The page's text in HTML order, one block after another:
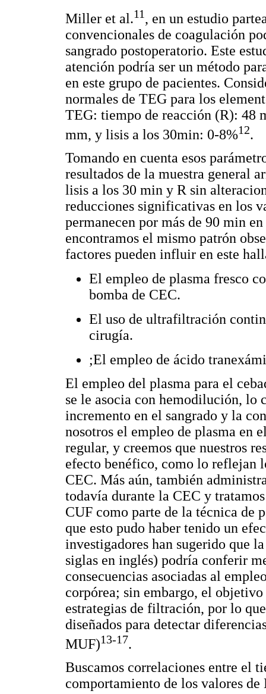
Miller et al.11, en un estudio
convencionales de coagulación
sangrado postoperatorio. Este
atención podría ser un método
en este grupo de pacientes.
normales de TEG para los
TEG: tiempo de reacción (R): 48
mm, y lisis a los 30min: 0-8%12.
Tomando en cuenta esos
resultados de la muestra general
lisis a los 30 min y R sin
reducciones significativas en los
permanecen por más de 90 min
encontramos el mismo patrón
factores pueden influir en este
El empleo de plasma fresco
bomba de CEC.
El uso de ultrafiltración
cirugía.
;El empleo de ácido
El empleo del plasma para el
se le asocia con hemodilución, lo
incremento en el sangrado y la
nosotros el empleo de plasma en
regular, y creemos que nuestros
efecto benéfico, como lo reflejan
CEC. Más aún, también
todavía durante la CEC y
CUF como parte de la técnica de
que esto pudo haber tenido un
investigadores han sugerido que
siglas en inglés) podría conferir
consecuencias asociadas al
corpórea; sin embargo, el
estrategias de filtración, por lo
diseñados para detectar
MUF)13-17.
Buscamos correlaciones entre el
comportamiento de los valores